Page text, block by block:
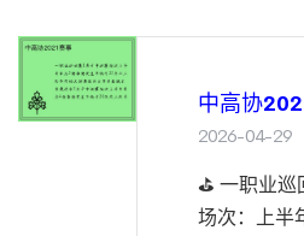
中高协
2026-04-29
⛳ 一职业
场次：上半